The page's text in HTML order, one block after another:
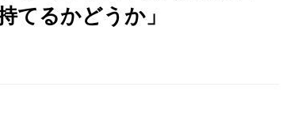
てるかどうか」